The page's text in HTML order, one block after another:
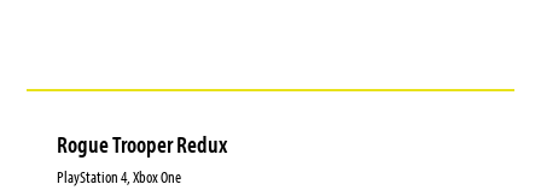
Rogue Trooper Redux
PlayStation 4, Xbox One